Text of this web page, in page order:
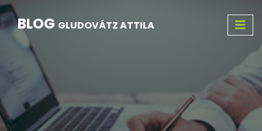
BLOG GLUDOVÁTZ ATTILA